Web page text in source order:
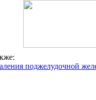
поджелудочной